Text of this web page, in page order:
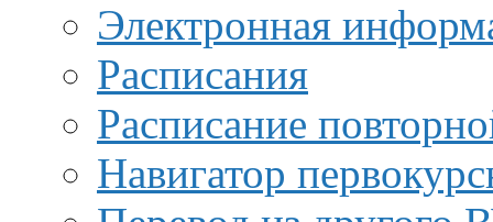
Электронная
Расписания
Расписание
Навигатор